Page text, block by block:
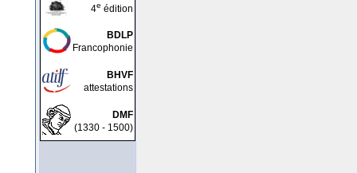
4e édition
BDLP
Francophonie
BHVF
attestations
DMF
(1330 - 1500)